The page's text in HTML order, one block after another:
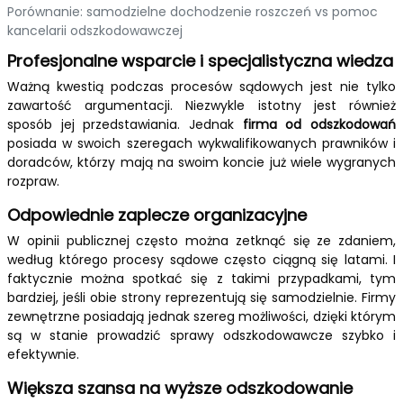
Porównanie: samodzielne dochodzenie roszczeń vs pomoc
kancelarii odszkodowawczej
Profesjonalne wsparcie i specjalistyczna wiedza
Ważną kwestią podczas procesów sądowych jest nie tylko
zawartość argumentacji. Niezwykle istotny jest również
sposób jej przedstawiania. Jednak firma od odszkodowań
posiada w swoich szeregach wykwalifikowanych prawników i
doradców, którzy mają na swoim koncie już wiele wygranych
rozpraw.
Odpowiednie zaplecze organizacyjne
W opinii publicznej często można zetknąć się ze zdaniem,
według którego procesy sądowe często ciągną się latami. I
faktycznie można spotkać się z takimi przypadkami, tym
bardziej, jeśli obie strony reprezentują się samodzielnie. Firmy
zewnętrzne posiadają jednak szereg możliwości, dzięki którym
są w stanie prowadzić sprawy odszkodowawcze szybko i
efektywnie.
Większa szansa na wyższe odszkodowanie